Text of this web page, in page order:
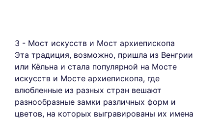
3 - Мост искусств и Мост архиепископа
Эта традиция, возможно, пришла из Венгрии
или Кёльна и стала популярной на Мосте
искусств и Мосте архиепископа, где
влюбленные из разных стран вешают
разнообразные замки различных форм и
цветов, на которых выгравированы их имена